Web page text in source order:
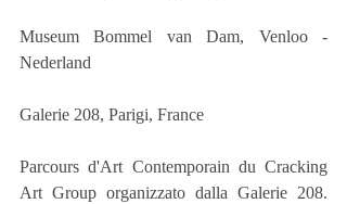
Museum Bommel van Dam, Venloo -
Nederland
Galerie 208, Parigi, France
Parcours d'Art Contemporain du Cracking
Art Group organizzato dalla Galerie 208.